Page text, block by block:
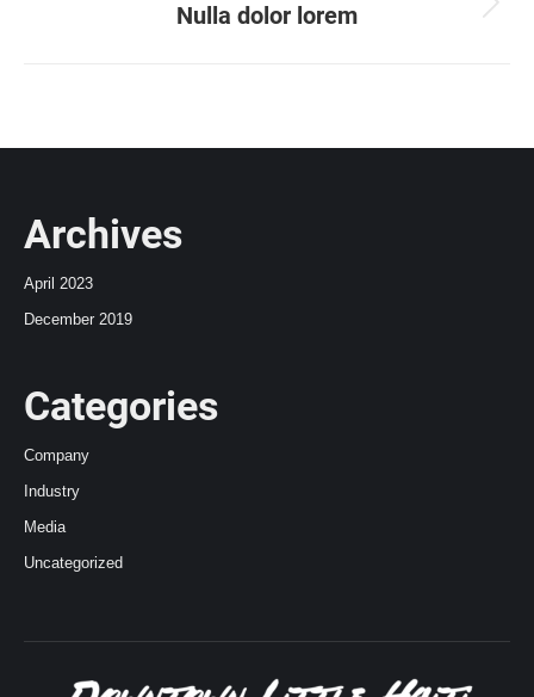
Next
Nulla dolor lorem
Archives
April 2023
December 2019
Categories
Company
Industry
Media
Uncategorized